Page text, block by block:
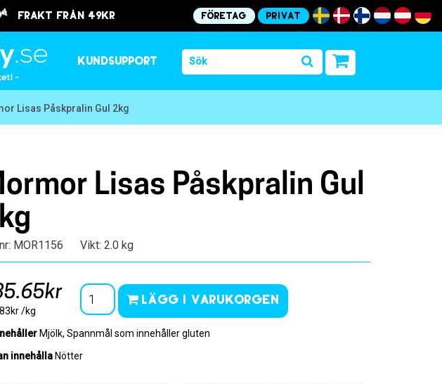
frakt från 49kr Företag Privat
Kundsupport
Lisas Påskpralin Gul 2kg
Lisas Påskpralin Gul
MOR1156 Vikt: 2.0 kg
/kg
Lägg i varukorgen
Mjölk, Spannmål som innehåller gluten
innehållaNötter